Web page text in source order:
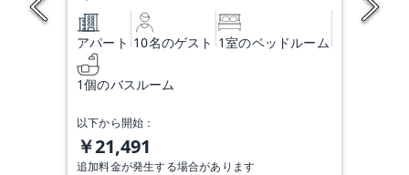
アパート 10名のゲスト 1室のベッドルーム
1個のバスルーム
以下から開始：
￥21,491
追加料金が発生する場合があります